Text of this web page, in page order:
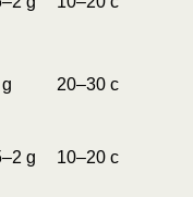
20–30 с
g 10–20 с